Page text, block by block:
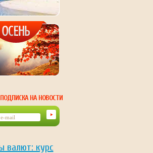
ПОДПИСКА НА НОВОСТИ